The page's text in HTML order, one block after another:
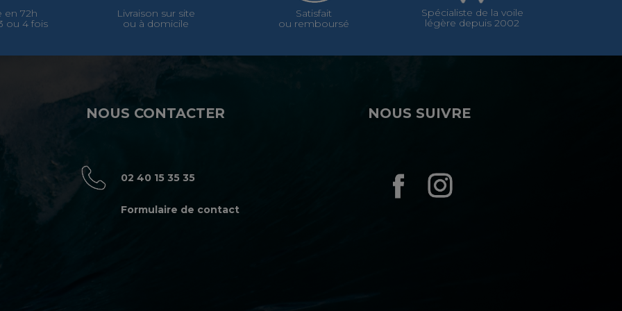
en 72h
ou 4 fois
Livraison sur site
ou à domicile
Satisfait
ou remboursé
Spécialiste de la voile
légère depuis 2002
NOUS CONTACTER
02 40 15 35 35
Formulaire de contact
NOUS SUIVRE